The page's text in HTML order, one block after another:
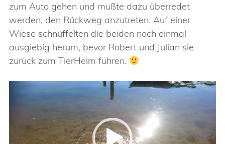
zum Auto gehen und mußte dazu überredet
werden, den Rückweg anzutreten. Auf einer
Wiese schnüffelten die beiden noch einmal
ausgiebig herum, bevor Robert und Julian sie
zurück zum TierHeim fuhren.
Video-
Player